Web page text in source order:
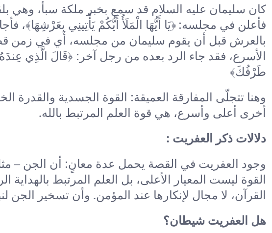
كان سليمان عليه السلام قد سمع بخبر ملكة سبأ، وهي
فأعلن في مجلسه: ﴿يَا أَيُّهَا الْمَلَأُ أَيُّكُمْ يَأْتِينِي
بالعرش قبل أن يقوم سليمان من مجلسه، أي في زمن
الأسرع، فقد جاء الرد بعده من رجل آخر: ﴿قَالَ الَّذِي
طَرْفُكَ﴾
وهنا تتجلّى المفارقة العميقة: القوة الجسدية والقدرة
أخرى أعلى وأسرع، هي قوة العلم المرتبط بالله.
دلالات ذكر العفريت :
وجود العفريت في القصة يحمل عدة معانٍ: أن الجن –
القوة ليست المعيار الأعلى، بل العلم المرتبط
القرآن، لا مجال لإنكارها عند المؤمن. وأن تسخير
هل العفريت شيطان؟